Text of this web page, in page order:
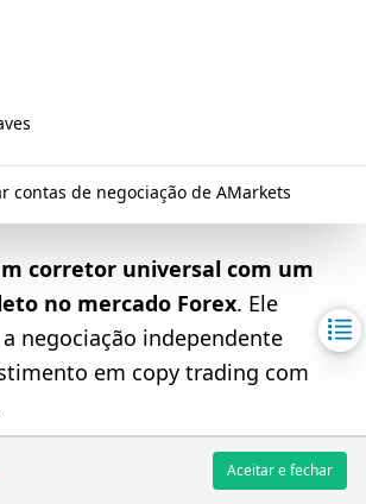
contas de negociação de AMarkets
corretor universal com um
no mercado Forex. Ele
negociação independente
em copy trading com
à disposição vários tipos de
Aceitar e fechar